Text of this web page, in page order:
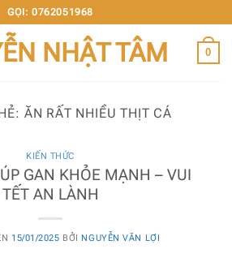
GỌI: 0762051968
NHẬT TÂM 0
ĂN RẤT NHIỀU THỊT CÁ
KIẾN THỨC
GAN KHỎE MẠNH – VUI
TẾT AN LÀNH
15/01/2025 BỞI NGUYỄN VĂN LỢI